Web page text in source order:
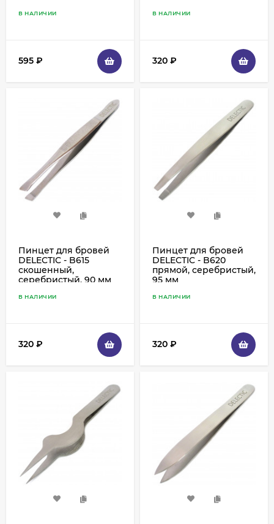
В НАЛИЧИИ
595 ₽
В НАЛИЧИИ
320 ₽
Пинцет для бровей
DELECTIC - B615
скошенный,
серебристый, 90 мм
В НАЛИЧИИ
320 ₽
Пинцет для бровей
DELECTIC - B620
прямой, серебристый,
95 мм
В НАЛИЧИИ
320 ₽